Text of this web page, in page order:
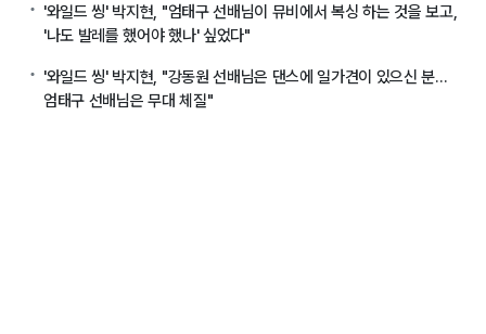
'와일드 씽' 박지현, "엄태구 선배님이 뮤비에서 복싱 하는 것을 보고,
'나도 발레를 했어야 했나' 싶었다"
'와일드 씽' 박지현, "강동원 선배님은 댄스에 일가견이 있으신 분...
엄태구 선배님은 무대 체질"